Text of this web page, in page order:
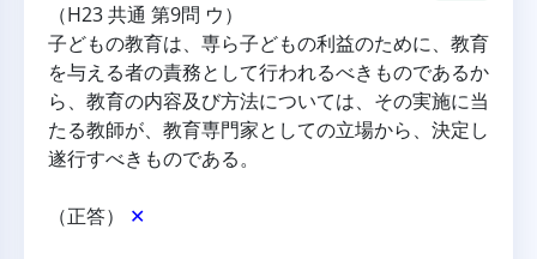
（H23 共通 第9問 ウ）
子どもの教育は、専ら子どもの利益のために、教育
を与える者の責務として行われるべきものであるか
ら、教育の内容及び方法については、その実施に当
たる教師が、教育専門家としての立場から、決定し
遂行すべきものである。
（正答） ✕